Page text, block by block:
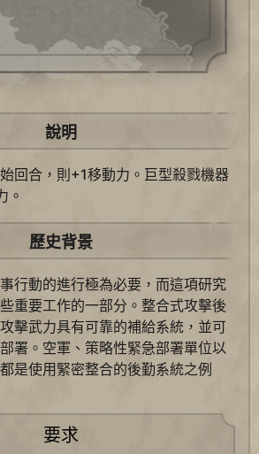
說明
回合，則+1移動力。巨型殺戮機器
。
歷史背景
行動的進行極為必要，而這項研究
重要工作的一部分。整合式攻擊後
擊武力具有可靠的補給系統，並可
署。空軍、策略性緊急部署單位以
是使用緊密整合的後勤系統之例
要求